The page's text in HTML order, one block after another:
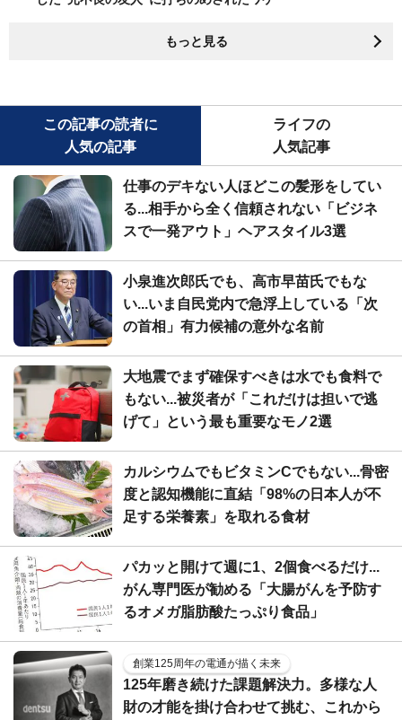
もっと見る
この記事の読者に
人気の記事
ライフの
人気記事
仕事のデキない人ほどこの髪形をしてい
る...相手から全く信頼されない「ビジネ
スで一発アウト」ヘアスタイル3選
小泉進次郎氏でも、高市早苗氏でもな
い...いま自民党内で急浮上している「次
の首相」有力候補の意外な名前
大地震でまず確保すべきは水でも食料で
もない...被災者が「これだけは担いで逃
げて」という最も重要なモノ2選
カルシウムでもビタミンCでもない...骨密
度と認知機能に直結「98%の日本人が不
足する栄養素」を取れる食材
パカッと開けて週に1、2個食べるだけ...
がん専門医が勧める「大腸がんを予防す
るオメガ脂肪酸たっぷり食品」
創業125周年の電通が描く未来
125年磨き続けた課題解決力。多様な人
財の才能を掛け合わせて挑む、これから